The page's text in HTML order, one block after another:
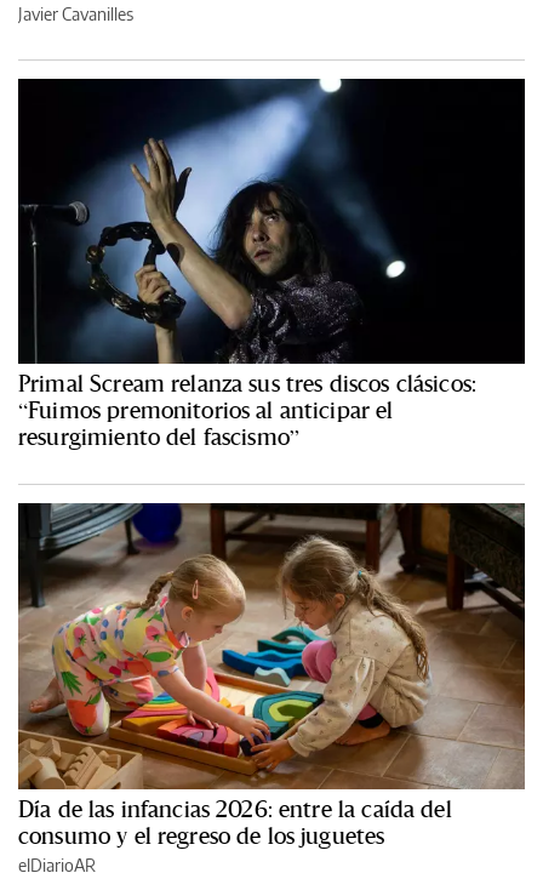
Javier Cavanilles
Primal Scream relanza sus tres discos clásicos:
“Fuimos premonitorios al anticipar el
resurgimiento del fascismo”
Día de las infancias 2026: entre la caída del
consumo y el regreso de los juguetes
elDiarioAR